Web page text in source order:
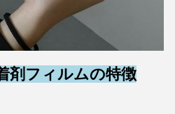
剤フィルムの特徴